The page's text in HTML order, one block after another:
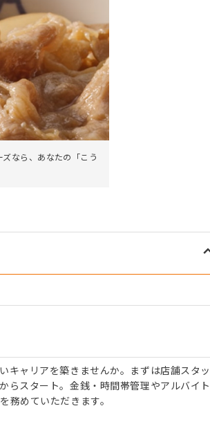
なら、あなたの「こう
キャリアを築きませんか。まずは店舗スタッ
らスタート。金銭・時間帯管理やアルバイト
務めていただきます。